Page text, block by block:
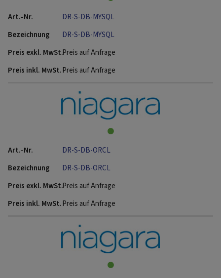
DR-S-DB-MYSQL
DR-S-DB-MYSQL
Preis auf Anfrage
Preis auf Anfrage
DR-S-DB-ORCL
DR-S-DB-ORCL
Preis auf Anfrage
Preis auf Anfrage